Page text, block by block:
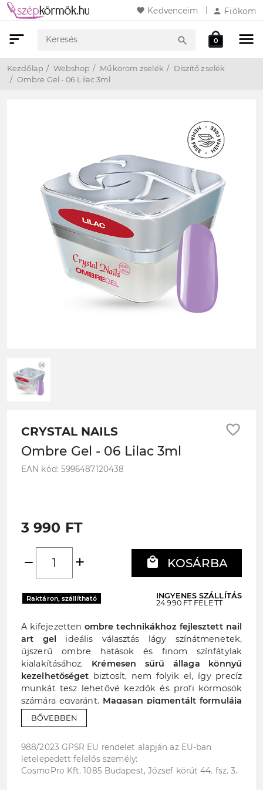
favorite Kedvenceim person Fiókom
menu
sort
Webshop
search
Keresés
local_mall
Kosár
0
Kezdőlap Webshop Műköröm zselék
Díszítő zselék
Ombre Gel - 06 Lilac 3ml
favorite_border
CRYSTAL NAILS
Ombre Gel - 06 Lilac 3ml
EAN kód: 5996487120438
3 990 FT
remove add local_mall KOSÁRBA
Raktáron, szállítható
INGYENES SZÁLLÍTÁS
24 990 FT FELETT
A kifejezettenombre technikákhoz fejlesztett nail
art gel ideális választás lágy színátmenetek,
újszerű ombre hatások és finom színfátylak
kialakításához. Krémesen sűrű állaga könnyű
kezelhetőséget biztosít, nem folyik el, így precíz
munkát tesz lehetővé kezdők és profi körmösök
számára egyaránt.Magasan pigmentált formulája
intenzív színeket biztosít
rétegezhetők a tökéletes átmenetek érdekében. A
lehetővé, csökkenti a pazarlást és felgyorsítja a
munkafolyamatot, az anyag pedig közvetlenül
szivacsra vagy applikátorra vihető fel.Sokoldalúan
BŐVEBBEN
988/2023 GPSR EU rendelet alapján az EU-ban
letelepedett felelős személy:
CosmoPro Kft. 1085 Budapest, József körút 44. fsz. 3.